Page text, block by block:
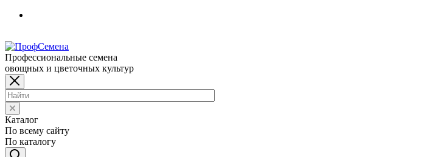
Профессиональные семена
овощных и цветочных культур
Каталог
По всему сайту
По каталогу